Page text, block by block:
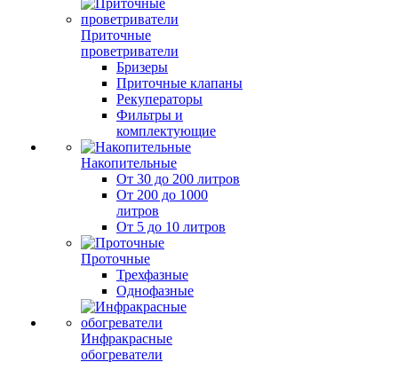
Приточные
проветриватели
Бризеры
Приточные клапаны
Рекуператоры
Фильтры и
комплектующие
Накопительные
От 30 до 200 литров
От 200 до 1000
литров
От 5 до 10 литров
Проточные
Трехфазные
Однофазные
Инфракрасные
обогреватели